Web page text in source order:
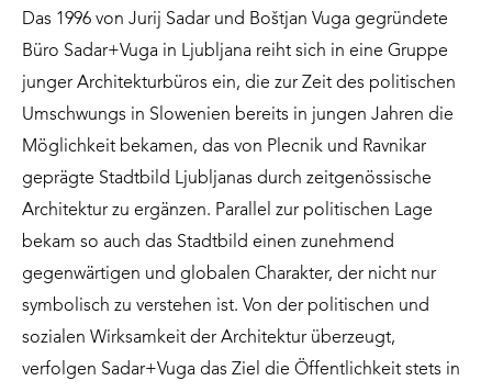
Das 1996 von Jurij Sadar und Boštjan Vuga gegründete
Büro Sadar+Vuga in Ljubljana reiht sich in eine Gruppe
junger Architekturbüros ein, die zur Zeit des politischen
Umschwungs in Slowenien bereits in jungen Jahren die
Möglichkeit bekamen, das von Plecnik und Ravnikar
geprägte Stadtbild Ljubljanas durch zeitgenössische
Architektur zu ergänzen. Parallel zur politischen Lage
bekam so auch das Stadtbild einen zunehmend
gegenwärtigen und globalen Charakter, der nicht nur
symbolisch zu verstehen ist. Von der politischen und
sozialen Wirksamkeit der Architektur überzeugt,
verfolgen Sadar+Vuga das Ziel die Öffentlichkeit stets in